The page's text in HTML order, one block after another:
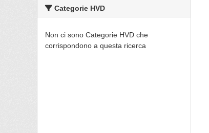
Categorie HVD
Non ci sono Categorie HVD che
corrispondono a questa ricerca